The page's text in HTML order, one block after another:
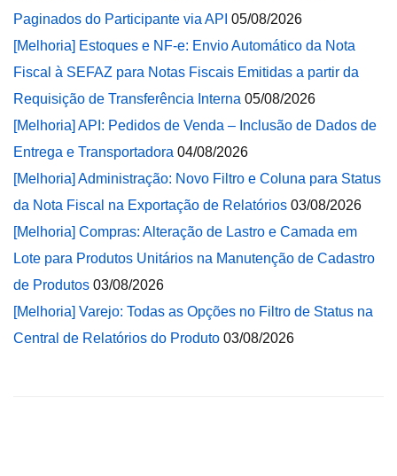
Paginados do Participante via API 05/08/2026
[Melhoria] Estoques e NF-e: Envio Automático da Nota
Fiscal à SEFAZ para Notas Fiscais Emitidas a partir da
Requisição de Transferência Interna 05/08/2026
[Melhoria] API: Pedidos de Venda – Inclusão de Dados de
Entrega e Transportadora 04/08/2026
[Melhoria] Administração: Novo Filtro e Coluna para Status
da Nota Fiscal na Exportação de Relatórios 03/08/2026
[Melhoria] Compras: Alteração de Lastro e Camada em
Lote para Produtos Unitários na Manutenção de Cadastro
de Produtos 03/08/2026
[Melhoria] Varejo: Todas as Opções no Filtro de Status na
Central de Relatórios do Produto 03/08/2026